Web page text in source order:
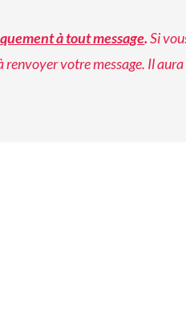
à tout message.Si
renvoyer votre message. Il